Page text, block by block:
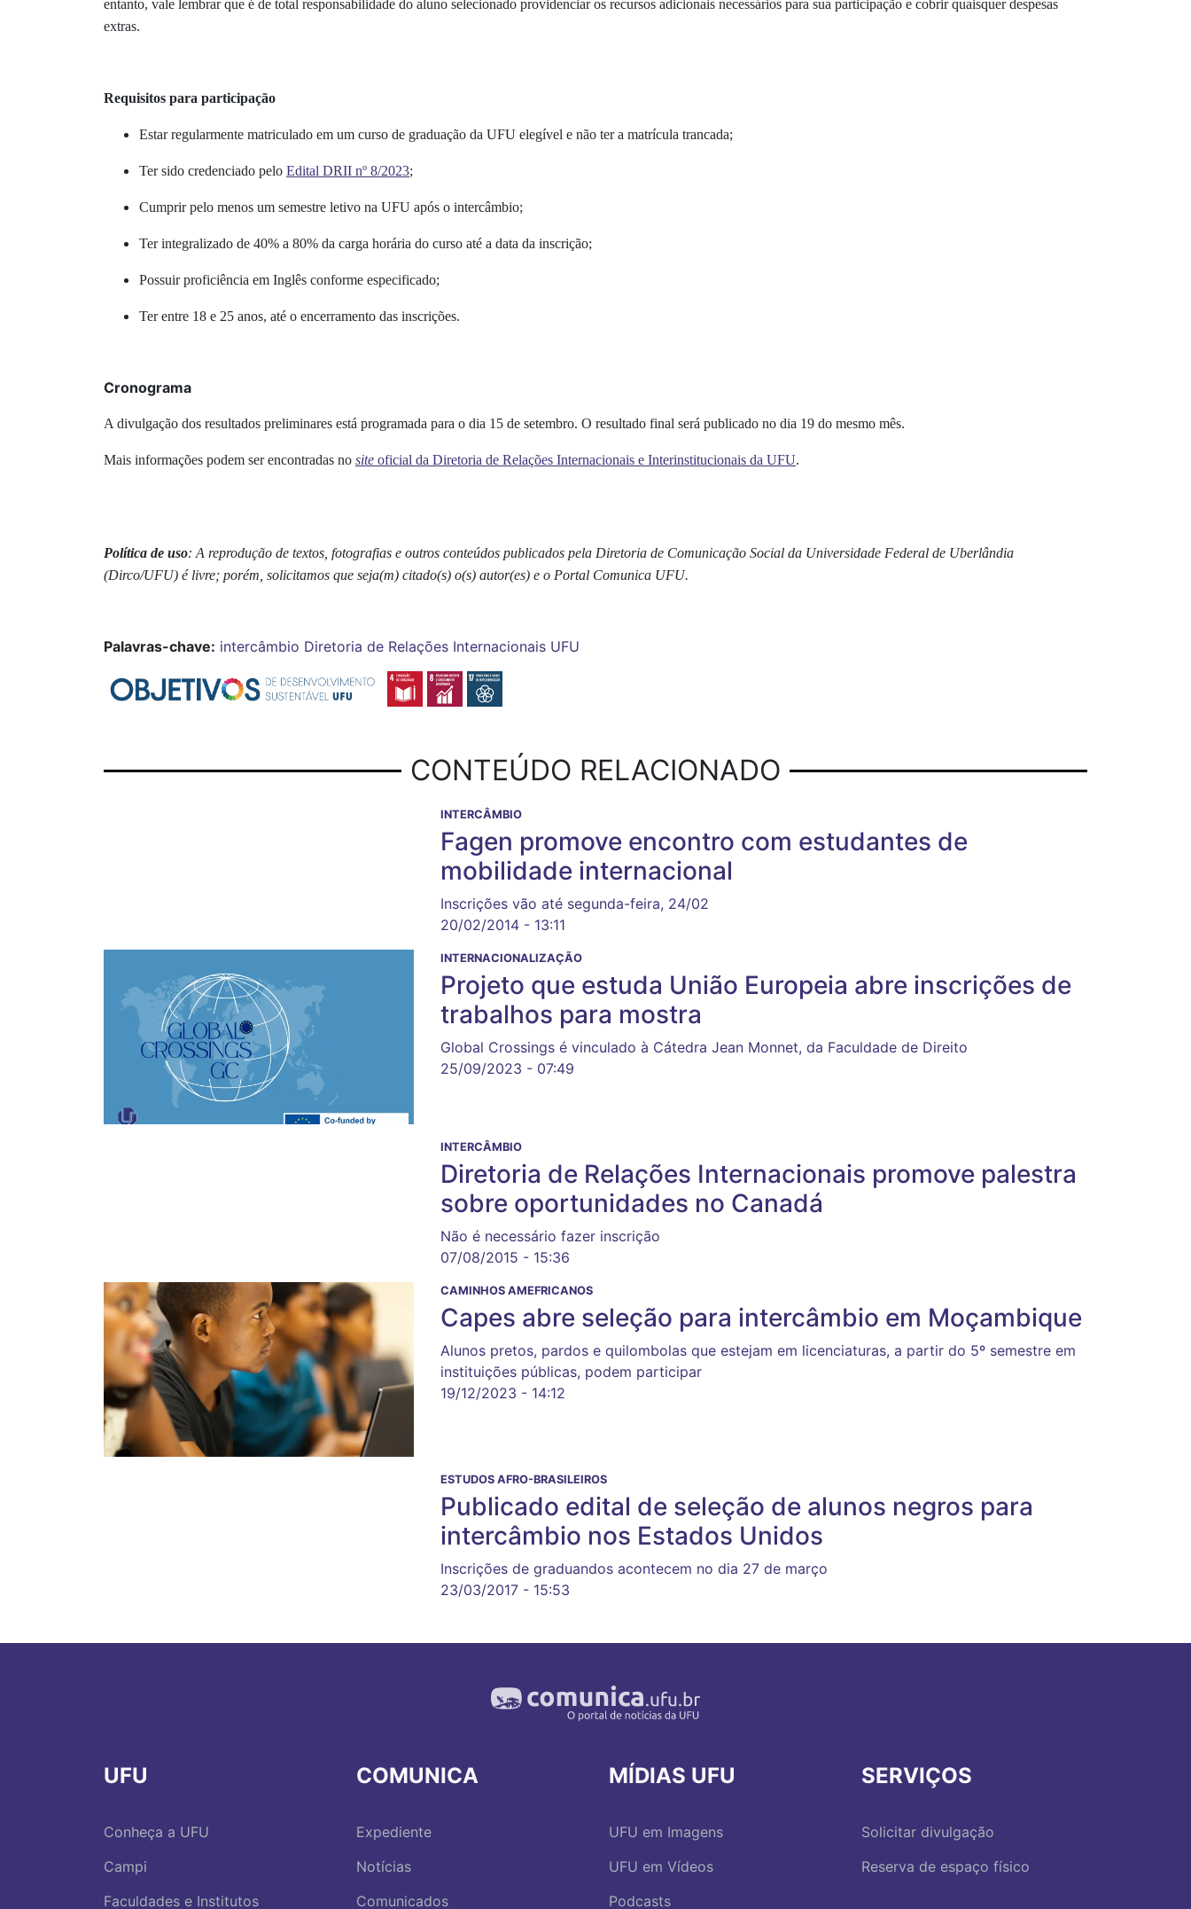
entanto, vale lembrar que é de total responsabilidade do aluno selecionado providenciar os recursos adicionais necessários para sua participação e cobrir quaisquer despesas
extras.
Requisitos para participação
Estar regularmente matriculado em um curso de graduação da UFU elegível e não ter a matrícula trancada;
Ter sido credenciado pelo Edital DRII nº 8/2023;
Cumprir pelo menos um semestre letivo na UFU após o intercâmbio;
Ter integralizado de 40% a 80% da carga horária do curso até a data da inscrição;
Possuir proficiência em Inglês conforme especificado;
Ter entre 18 e 25 anos, até o encerramento das inscrições.
Cronograma
A divulgação dos resultados preliminares está programada para o dia 15 de setembro. O resultado final será publicado no dia 19 do mesmo mês.
Mais informações podem ser encontradas no site oficial da Diretoria de Relações Internacionais e Interinstitucionais da UFU.
Política de uso: A reprodução de textos, fotografias e outros conteúdos publicados pela Diretoria de Comunicação Social da Universidade Federal de Uberlândia
(Dirco/UFU) é livre; porém, solicitamos que seja(m) citado(s) o(s) autor(es) e o Portal Comunica UFU.
Palavras-chave: intercâmbio Diretoria de Relações Internacionais UFU
CONTEÚDO RELACIONADO
INTERCÂMBIO
Fagen promove encontro com estudantes de
mobilidade internacional
Inscrições vão até segunda-feira, 24/02
20/02/2014 - 13:11
INTERNACIONALIZAÇÃO
Projeto que estuda União Europeia abre inscrições de
trabalhos para mostra
Global Crossings é vinculado à Cátedra Jean Monnet, da Faculdade de Direito
25/09/2023 - 07:49
INTERCÂMBIO
Diretoria de Relações Internacionais promove palestra
sobre oportunidades no Canadá
Não é necessário fazer inscrição
07/08/2015 - 15:36
CAMINHOS AMEFRICANOS
Capes abre seleção para intercâmbio em Moçambique
Alunos pretos, pardos e quilombolas que estejam em licenciaturas, a partir do 5º semestre em
instituições públicas, podem participar
19/12/2023 - 14:12
ESTUDOS AFRO-BRASILEIROS
Publicado edital de seleção de alunos negros para
intercâmbio nos Estados Unidos
Inscrições de graduandos acontecem no dia 27 de março
23/03/2017 - 15:53
UFU
Conheça a UFU
Campi
Faculdades e Institutos
COMUNICA
Expediente
Notícias
Comunicados
MÍDIAS UFU
UFU em Imagens
UFU em Vídeos
Podcasts
SERVIÇOS
Solicitar divulgação
Reserva de espaço físico